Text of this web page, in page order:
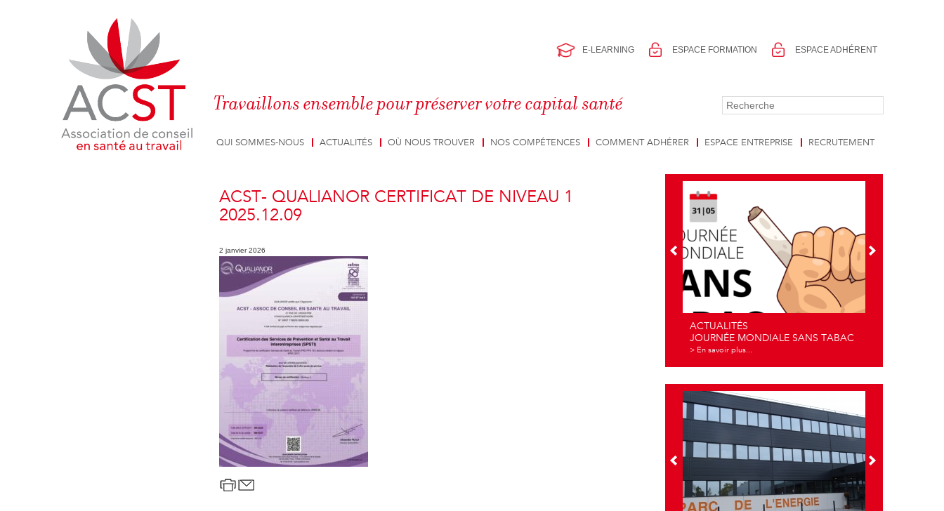
E-LEARNING ESPACE FORMATION ESPACE ADHÉRENT
Travaillons ensemble pour préserver votre capital santé
QUI SOMMES-NOUS ACTUALITÉS OÙ NOUS TROUVER NOS COMPÉTENCES COMMENT ADHÉRER ESPACE ENTREPRISE RECRUTEMENT
ACST- QUALIANOR CERTIFICAT DE NIVEAU 1
2025.12.09
2 janvier 2026
ACTUALITÉS
JOURNÉE MONDIALE SANS TABAC
> En savoir plus...